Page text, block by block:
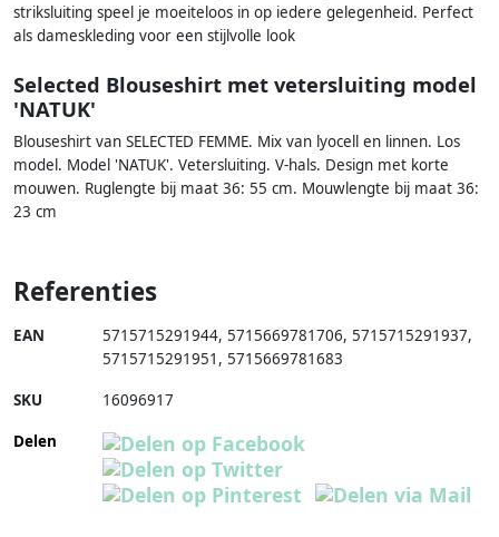
striksluiting speel je moeiteloos in op iedere gelegenheid. Perfect
als dameskleding voor een stijlvolle look
Selected Blouseshirt met vetersluiting model
'NATUK'
Blouseshirt van SELECTED FEMME. Mix van lyocell en linnen. Los
model. Model 'NATUK'. Vetersluiting. V-hals. Design met korte
mouwen. Ruglengte bij maat 36: 55 cm. Mouwlengte bij maat 36:
23 cm
Referenties
EAN 5715715291944, 5715669781706, 5715715291937,
5715715291951 , 5715669781683
SKU 16096917
Delen